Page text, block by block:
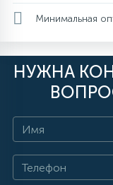
Минимальная
НУЖНА